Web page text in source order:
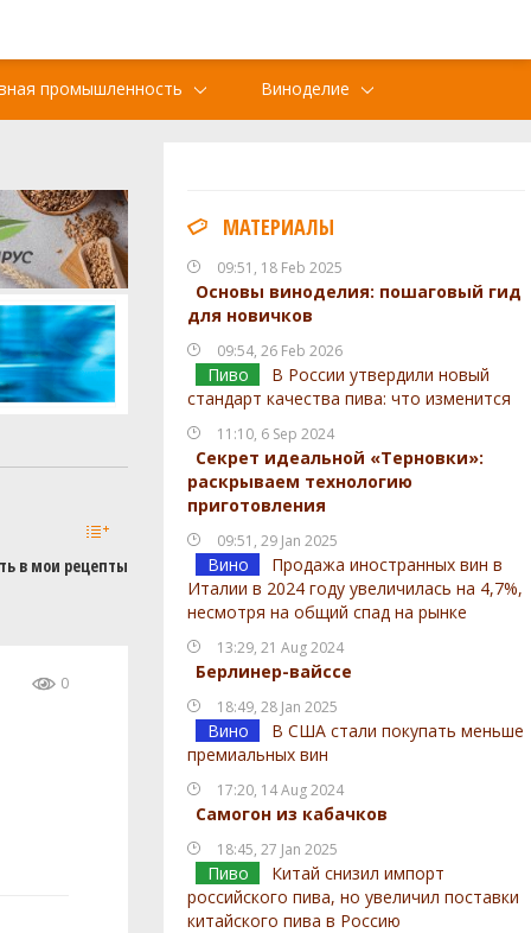
промышленность Виноделие
МАТЕРИАЛЫ
09:51, 18 Feb 2025
Основы виноделия: пошаговый гид
для новичков
09:54, 26 Feb 2026
Пиво
В России утвердили новый
стандарт качества пива: что изменится
11:10, 6 Sep 2024
Секрет идеальной «Терновки»:
раскрываем технологию
приготовления
09:51, 29 Jan 2025
Вино
Продажа иностранных вин в
Италии в 2024 году увеличилась на 4,7%,
несмотря на общий спад на рынке
13:29, 21 Aug 2024
Берлинер-вайссе
18:49, 28 Jan 2025
Вино
В США стали покупать меньше
премиальных вин
17:20, 14 Aug 2024
Самогон из кабачков
18:45, 27 Jan 2025
Пиво
Китай снизил импорт
российского пива, но увеличил поставки
китайского пива в Россию
в мои рецепты
0